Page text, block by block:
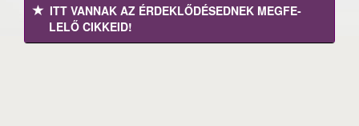
ITT VANNAK AZ ÉRDEK­LŐDÉ­SEDNEK MEGFE­
LELŐ CIKKEID!